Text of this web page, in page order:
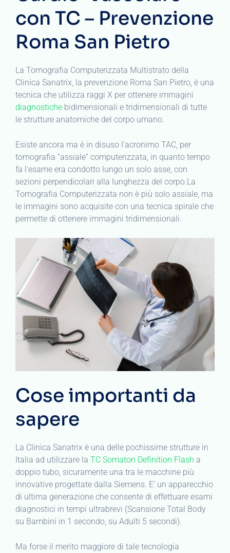
con TC – Prevenzione
Roma San Pietro
La Tomografia Computerizzata Multistrato della
Clinica Sanatrix, la prevenzione Roma San Pietro, è una
tecnica che utilizza raggi X per ottenere immagini
diagnostiche bidimensionali e tridimensionali di tutte
le strutture anatomiche del corpo umano.
Esiste ancora ma è in disuso l’acronimo TAC, per
tomografia “assiale” computerizzata, in quanto tempo
fa l’esame era condotto lungo un solo asse, con
sezioni perpendicolari alla lunghezza del corpo.La
Tomografia Computerizzata non è più solo assiale, ma
le immagini sono acquisite con una tecnica spirale che
permette di ottenere immagini tridimensionali.
Cose importanti da
sapere
La Clinica Sanatrix è una delle pochissime strutture in
Italia ad utilizzare la TC Somaton Definition Flash a
doppio tubo, sicuramente una tra le macchine più
innovative progettate dalla Siemens. E’ un apparecchio
di ultima generazione che consente di effettuare esami
diagnostici in tempi ultrabrevi (Scansione Total Body
su Bambini in 1 secondo, su Adulti 5 secondi).
Ma forse il merito maggiore di tale tecnologia